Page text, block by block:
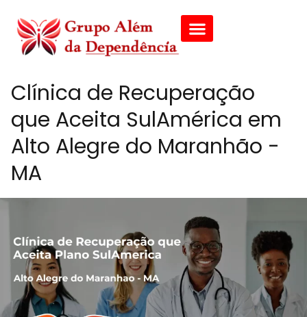
Clínica de Recuperação
que Aceita SulAmérica em
Alto Alegre do Maranhão -
MA